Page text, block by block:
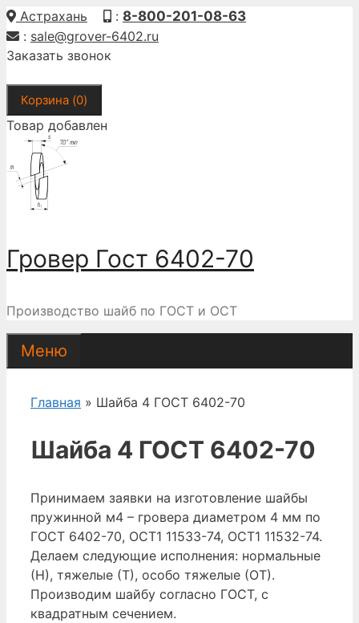
Перейти
к
содержимому
Астрахань : 8-800-201-08-63
: sale@grover-6402.ru
Заказать звонок
Корзина (0)
Товар добавлен
Гровер Гост 6402-70
Производство шайб по ГОСТ и ОСТ
Меню
Главная » Шайба 4 ГОСТ 6402-70
Шайба 4 ГОСТ 6402-70
Принимаем заявки на изготовление шайбы
пружинной м4 – гровера диаметром 4 мм по
ГОСТ 6402-70, ОСТ1 11533-74, ОСТ1 11532-74.
Делаем следующие исполнения: нормальные
(Н), тяжелые (Т), особо тяжелые (ОТ).
Производим шайбу согласно ГОСТ, с
квадратным сечением.